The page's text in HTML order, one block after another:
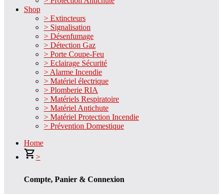
Shop
> Extincteurs
> Signalisation
> Désenfumage
> Détection Gaz
> Porte Coupe-Feu
> Eclairage Sécurité
> Alarme Incendie
> Matériel électrique
> Plomberie RIA
> Matériels Respiratoire
> Matériel Antichute
> Matériel Protection Incendie
> Prévention Domestique
Home
>
Compte, Panier & Connexion